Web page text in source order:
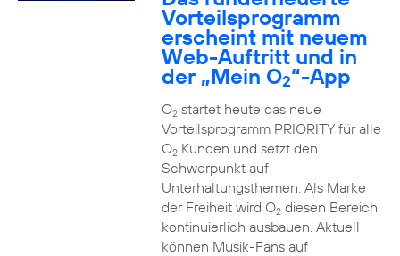
Vorteilsprogramm
erscheint mit neuem
Web-Auftritt und in
der „Mein O2“-App
O2startet heute das neue
Vorteilsprogramm PRIORITY für alle
O2Kunden und setzt den
Schwerpunkt auf
Unterhaltungsthemen. Als Marke
der Freiheit wird O2diesen Bereich
kontinuierlich ausbauen. Aktuell
können Musik-Fans auf